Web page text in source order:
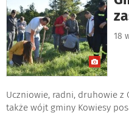
18
Uczniowie, radni, druhowie z
także wójt gminy Kowiesy